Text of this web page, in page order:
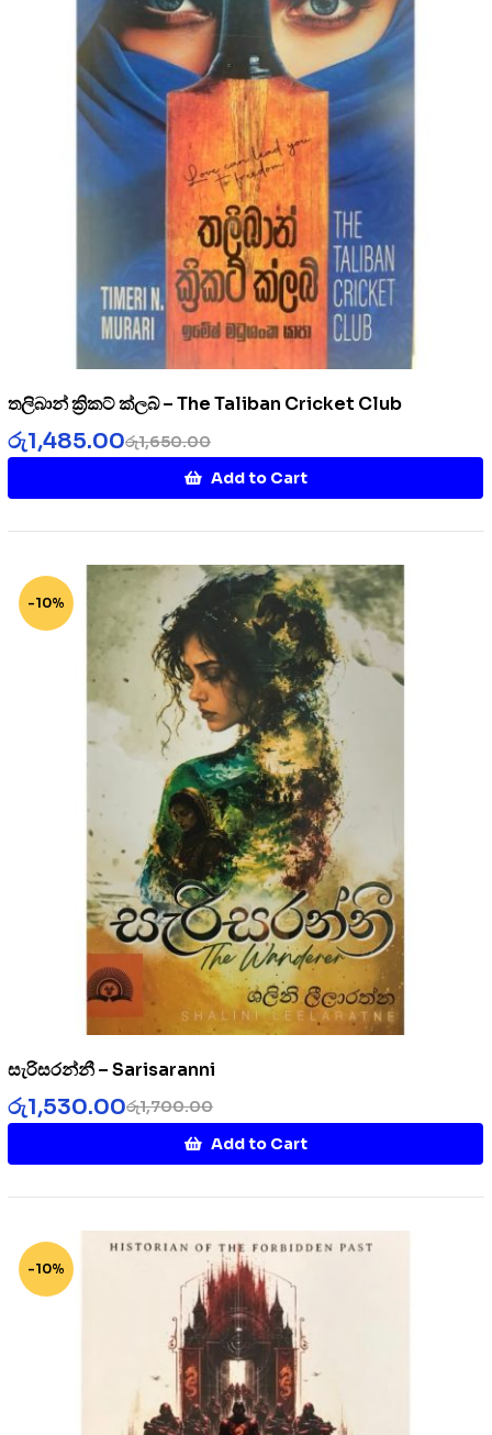
තලිබාන් ක්‍රිකට් ක්ලබ් – The Taliban Cricket Club
රු1,650.00
රු1,485.00
Add to Cart
-10%
සැරිසරන්නී – Sarisaranni
රු1,700.00
රු1,530.00
Add to Cart
-10%